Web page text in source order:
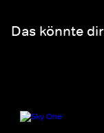
Das könnte